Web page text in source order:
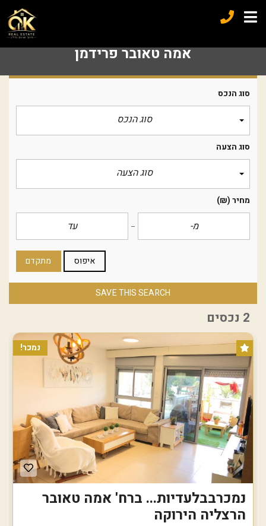
אמה טאובר פרידמן
סוג הנכס
סוג הנכס
סוג הצעה
סוג הצעה
מחיר(₪)
איפוס מתקדם
SAVE THIS SEARCH
2 נכסים
נמכר!
נמכרבבלעדיות... ברח' אמה טאובר
הרצליה הירוקה